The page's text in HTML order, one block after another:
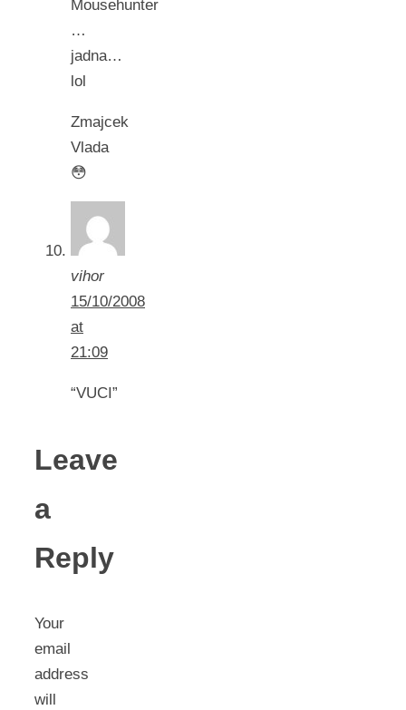
Mousehunter
…
jadna…
lol
Zmajcek
Vlada
😳
vihor
15/10/2008
at
21:09
“VUCI”
Leave
a
Reply
Your
email
address
will